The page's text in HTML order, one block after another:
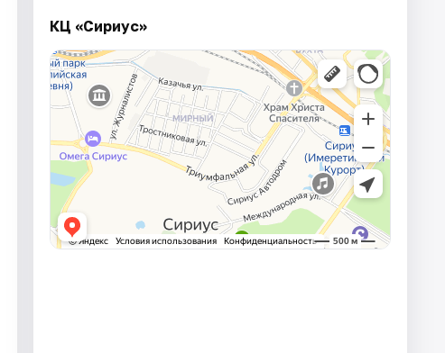
КЦ «Сириус»